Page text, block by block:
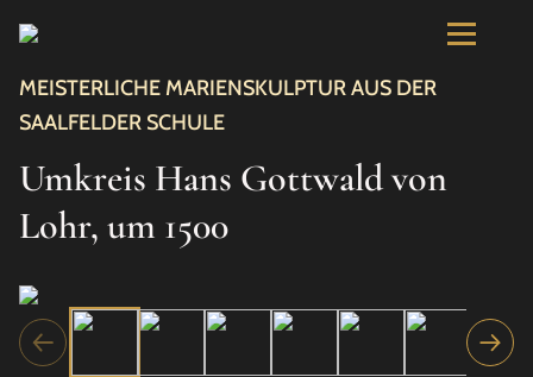
MEISTERLICHE MARIENSKULPTUR AUS DER
SAALFELDER SCHULE
Umkreis Hans Gottwald von
Lohr, um 1500